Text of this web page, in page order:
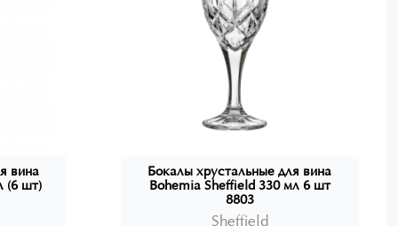
вина
(6 шт)
Бокалы хрустальные для вина
Bohemia Sheffield 330 мл 6 шт
8803
Sheffield